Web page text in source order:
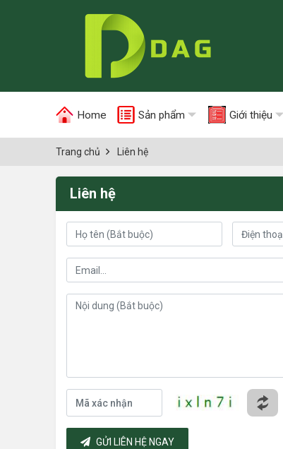
Home Sản phẩm Giới thiệu
Trang chủ Liên hệ
Liên hệ
GỬI LIÊN HỆ NGAY